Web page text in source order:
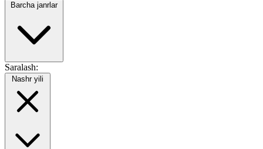
Barcha janrlar
Saralash:
Nashr yili